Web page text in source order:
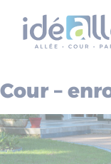
Cour –